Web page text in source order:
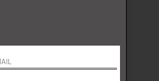
Termini e condizioni
Condizioni di vendita